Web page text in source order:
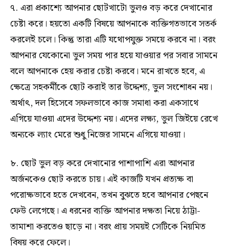
৭. এরা প্রকাশ্যে আপনার ছোটখাটো ভুলও বড় করে দেখানোর
চেষ্টা করে। হয়তো একটি বিষয়ে আপনাকে ব্যক্তিগতভাবে সতর্ক
করলেই চলে। কিন্তু তারা এটি যথোপযুক্ত সময়ে করবে না। বরং
আপনার যেকোনো ভুল সময় পার হয়ে যাওয়ার পর সবার সামনে
বলে আপনাকে হেয় করার চেষ্টা করবে। মনে রাখতে হবে, এ
ক্ষেত্রে সহকর্মীকে ছোট করাই তার উদ্দেশ্য, ভুল সংশোধন নয়।
অর্থাৎ, দল হিসেবে সফলভাবে কাজ সমাধা করা একসাথে
এগিয়ে যাওয়া এদের উদ্দেশ্য নয়। এদের লক্ষ্য, ভুল জিইয়ে রেখে
অন্যকে ল্যাং মেরে শুধু নিজের সামনে এগিয়ে যাওয়া।
৮. ছোট ভুল বড় করে দেখানোর পাশাপাশি এরা আপনার
অর্জনকেও ছোট করতে চায়। এই কাজটি যখন প্রত্যক্ষ বা
পরোক্ষভাবে হতে দেখবেন, তখন বুঝতে হবে আপনার পেছনে
ফেউ লেগেছে। এ ধরনের ব্যক্তি আপনার দক্ষতা নিয়ে ঠাট্টা-
তামাশা করতেও ছাড়ে না। বরং প্রায় সময়ই সেটিকে নিয়মিত
বিষয় করে ফেলে।